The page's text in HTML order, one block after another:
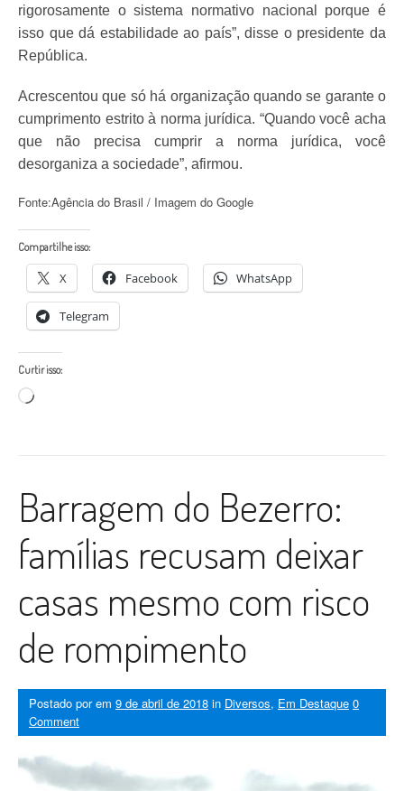
rigorosamente o sistema normativo nacional porque é
isso que dá estabilidade ao país”, disse o presidente da
República.
Acrescentou que só há organização quando se garante o
cumprimento estrito à norma jurídica. “Quando você acha
que não precisa cumprir a norma jurídica, você
desorganiza a sociedade”, afirmou.
Fonte:Agência do Brasil / Imagem do Google
Compartilhe isso:
X Facebook WhatsApp
Telegram
Curtir isso:
Carregando...
Barragem do Bezerro:
famílias recusam deixar
casas mesmo com risco
de rompimento
Postado porem 9 de abril de 2018 in Diversos, Em Destaque 0
Comment